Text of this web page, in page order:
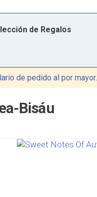
de Regalos
de pedido al por mayor.
Bisáu